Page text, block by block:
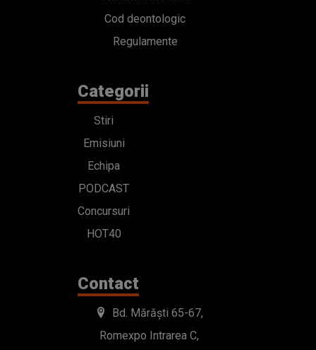
Cod deontologic
Regulamente
Categorii
Stiri
Emisiuni
Echipa
PODCAST
Concursuri
HOT40
Contact
Bd. Mărăști 65-67,
Romexpo Intrarea C,